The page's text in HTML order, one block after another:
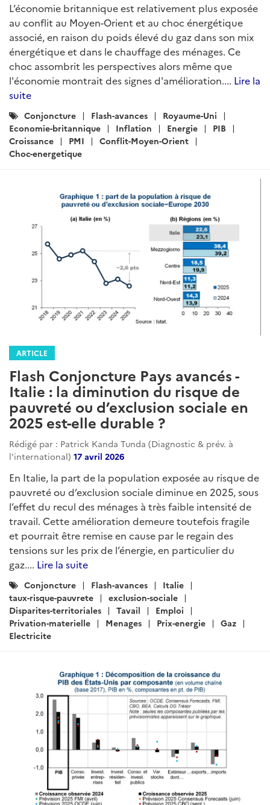
L’économie britannique est relativement plus exposée
au conflit au Moyen-Orient et au choc énergétique
associé, en raison du poids élevé du gaz dans son mix
énergétique et dans le chauffage des ménages. Ce
choc assombrit les perspectives alors même que
l'économie montrait des signes d'amélioration.... Lire la
suite
Catégories
:
Conjoncture Flash-avances
Royaume-Uni
Economie-britannique
Inflation Energie
PIB
Croissance
PMI
Conflit-Moyen-Orient
Choc-energetique
ARTICLE
Flash Conjoncture Pays avancés -
Italie : la diminution du risque de
pauvreté ou d’exclusion sociale en
2025 est-elle durable ?
Rédigé par : Patrick Kanda Tunda (Diagnostic & prév. à
l'international) 17 avril 2026
En Italie, la part de la population exposée au risque de
pauvreté ou d’exclusion sociale diminue en 2025, sous
l’effet du recul des ménages à très faible intensité de
travail. Cette amélioration demeure toutefois fragile
et pourrait être remise en cause par le regain des
tensions sur les prix de l’énergie, en particulier du
gaz.... Lire la suite
Catégories
:
Conjoncture Flash-avances
Italie
taux-risque-pauvrete
exclusion-sociale
Disparites-territoriales
Tavail
Emploi
Privation-materielle
Menages Prix-energie
Gaz
Electricite